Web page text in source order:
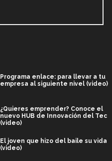
Programa enlace: para llevar a tu
empresa al siguiente nivel (video)
¿Quieres emprender? Conoce el
nuevo HUB de Innovación del Tec
(video)
El joven que hizo del baile su vida
(video)